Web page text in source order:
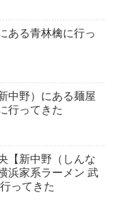
ある青林檎に行っ
中野）にある麺屋
行ってきた
【新中野（しんな
浜家系ラーメン 武
ってきた